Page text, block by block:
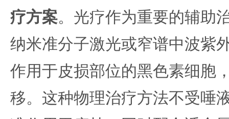
疗方案。光疗作为重要的辅助
纳米准分子激光或窄谱中波紫
作用于皮损部位的黑色素细胞
移。这种物理治疗方法不受唾